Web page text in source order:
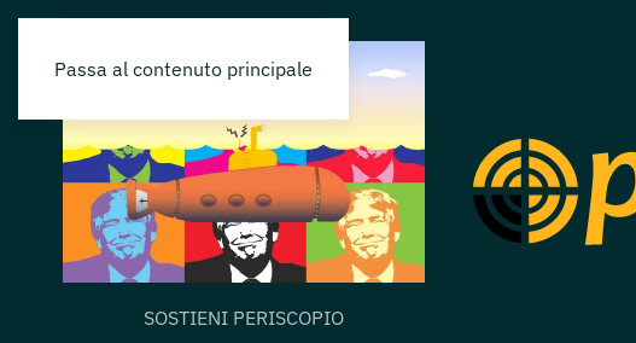
Passa al contenuto principale
SOSTIENI PERISCOPIO